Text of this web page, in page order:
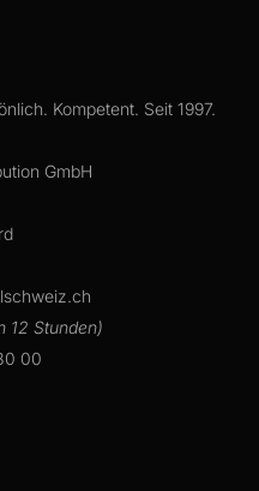
Kompetent. Seit 1997.
GmbH
12 Stunden)
00